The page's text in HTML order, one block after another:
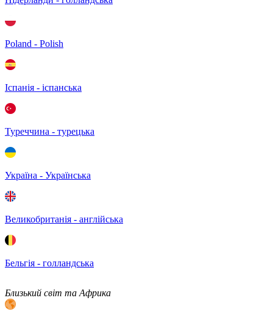
Poland - Polish
Іспанія - іспанська
Туреччина - турецька
Україна - Українська
Великобританія - англійська
Бельгія - голландська
Близький світ та Африка